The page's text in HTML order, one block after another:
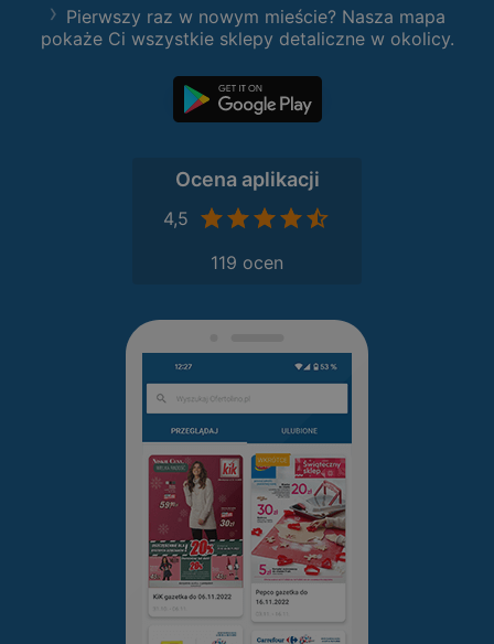
Pierwszy raz w nowym mieście? Nasza mapa
pokaże Ci wszystkie sklepy detaliczne w okolicy.
Ocena aplikacji
4,5
119 ocen